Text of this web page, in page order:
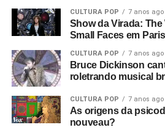
CULTURA POP 7 anos ago
Show da Virada:
Small Faces em
CULTURA POP 7 anos ago
Bruce Dickinson
roletrando musical
CULTURA POP 7 anos ago
As origens da
nouveau?